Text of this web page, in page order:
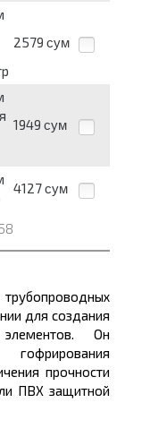
2579 сум
1949 сум
4127 сум
трубопроводных
для создания
Он
прочности
ПВХ защитной